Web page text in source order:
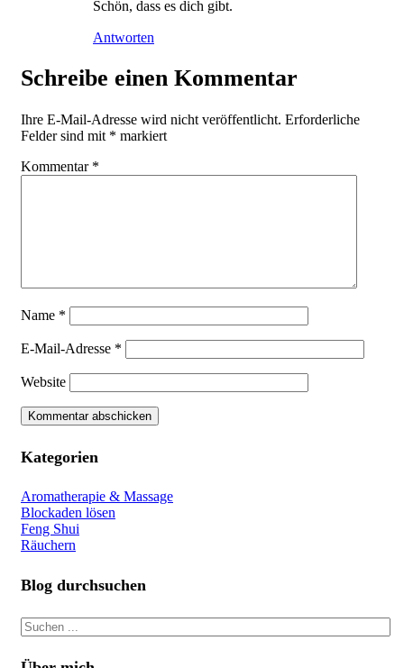
Schön, dass es dich gibt.
Antworten
Schreibe einen Kommentar
Ihre E-Mail-Adresse wird nicht veröffentlicht. Erforderliche
Felder sind mit * markiert
Kommentar *
Name *
E-Mail-Adresse *
Website
Kategorien
Aromatherapie & Massage
Blockaden lösen
Feng Shui
Räuchern
Blog durchsuchen